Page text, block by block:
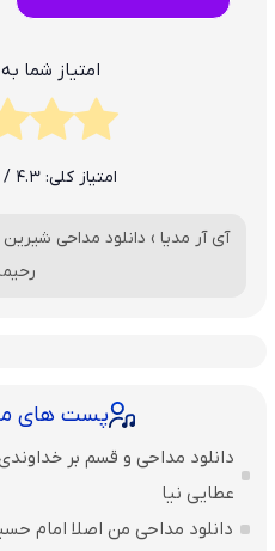
امتیاز شما
امتیاز کلی: 4.3 / 5. تعداد رای:
آی آر مدیا › دانلود مداحی شیرین
پست های
دانلود مداحی و قسم بر
عطایی نیا
دانلود مداحی من اصلا امام